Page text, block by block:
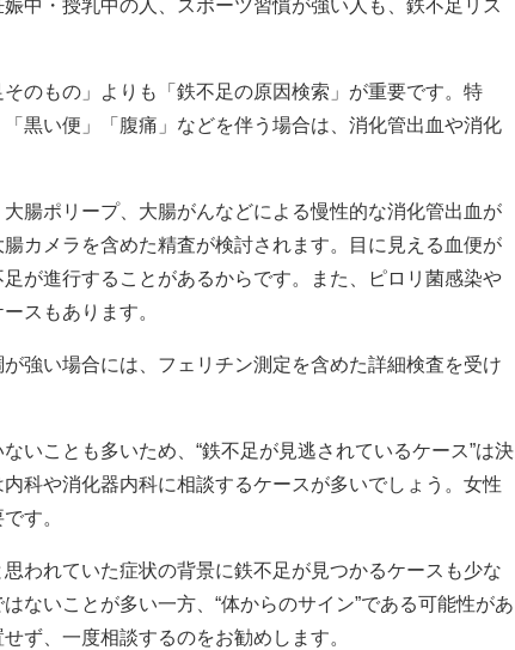
中・授乳中の人、スポーツ習慣が強い人も、鉄不足リス
のもの」よりも「鉄不足の原因検索」が重要です。特
黒い便」「腹痛」などを伴う場合は、消化管出血や消化
腸ポリープ、大腸がんなどによる慢性的な消化管出血が
カメラを含めた精査が検討されます。目に見える血便が
が進行することがあるからです。また、ピロリ菌感染や
スもあります。
強い場合には、フェリチン測定を含めた詳細検査を受け
いことも多いため、“鉄不足が見逃されているケース”は決
科や消化器内科に相談するケースが多いでしょう。女性
す。
われていた症状の背景に鉄不足が見つかるケースも少な
ないことが多い一方、“体からのサイン”である可能性があ
ず、一度相談するのをお勧めします。